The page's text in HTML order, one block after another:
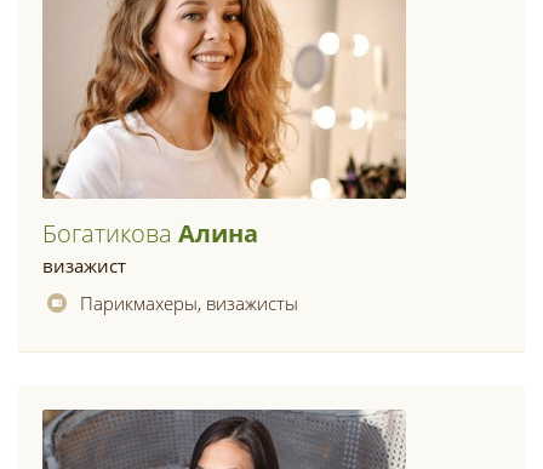
Богатикова Алина
визажист
Парикмахеры, визажисты